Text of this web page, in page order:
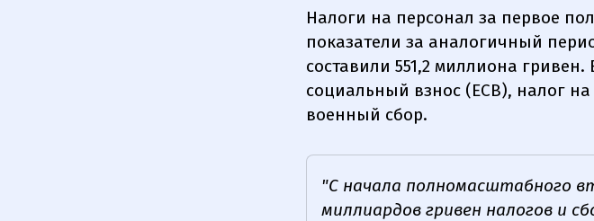
Налоги на персонал за первое
показатели за аналогичный
составили 551,2 миллиона
социальный взнос (ЕСВ), налог
военный сбор.
"С начала полномасштабного
миллиардов гривен налогов и